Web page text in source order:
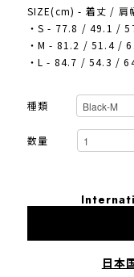
SIZE(cm) - 着丈 / 肩
・S - 77.8 / 49.1 /
・M - 81.2 / 51.4 /
・L - 84.7 / 54.3 /
種類
数量
日本